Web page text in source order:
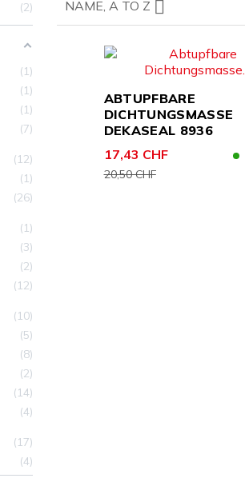
2
1
1
1
7
12
1
26
1
3
2
12
10
5
8
2
14
4
17
4
NAME, A TO Z 
ABTUPFBARE
DICHTUNGSMASSE
DEKASEAL 8936
17,43 CHF
20,50 CHF